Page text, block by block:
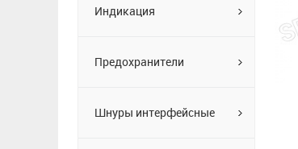
Индикация
Предохранители
Шнуры интерфейсные